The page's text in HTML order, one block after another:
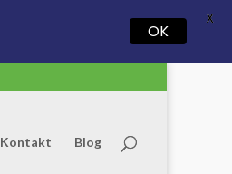
Kontakt Blog
OK
X